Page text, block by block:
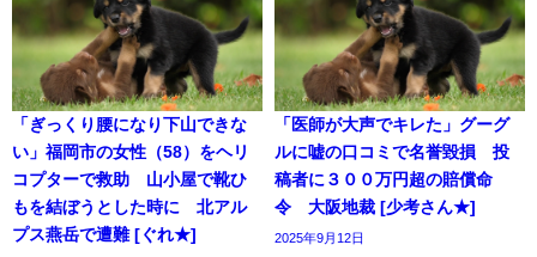
「ぎっくり腰になり下山できな
い」福岡市の女性（58）をヘリ
コプターで救助 山小屋で靴ひ
もを結ぼうとした時に 北アル
プス燕岳で遭難 [ぐれ★]
「医師が大声でキレた」グーグ
ルに嘘の口コミで名誉毀損 投
稿者に３００万円超の賠償命
令 大阪地裁 [少考さん★]
2025年9月12日